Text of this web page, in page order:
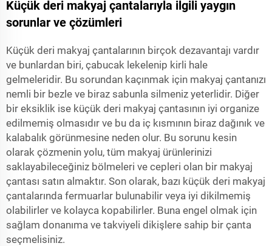
Küçük deri makyaj çantalarıyla ilgili yaygın
sorunlar ve çözümleri
Küçük deri makyaj çantalarının birçok dezavantajı vardır
ve bunlardan biri, çabucak lekelenip kirli hale
gelmeleridir. Bu sorundan kaçınmak için makyaj çantanızı
nemli bir bezle ve biraz sabunla silmeniz yeterlidir. Diğer
bir eksiklik ise küçük deri makyaj çantasının iyi organize
edilmemiş olmasıdır ve bu da iç kısmının biraz dağınık ve
kalabalık görünmesine neden olur. Bu sorunu kesin
olarak çözmenin yolu, tüm makyaj ürünlerinizi
saklayabileceğiniz bölmeleri ve cepleri olan bir makyaj
çantası satın almaktır. Son olarak, bazı küçük deri makyaj
çantalarında fermuarlar bulunabilir veya iyi dikilmemiş
olabilirler ve kolayca kopabilirler. Buna engel olmak için
sağlam donanıma ve takviyeli dikişlere sahip bir çanta
seçmelisiniz.